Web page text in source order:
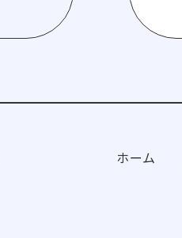
ホーム